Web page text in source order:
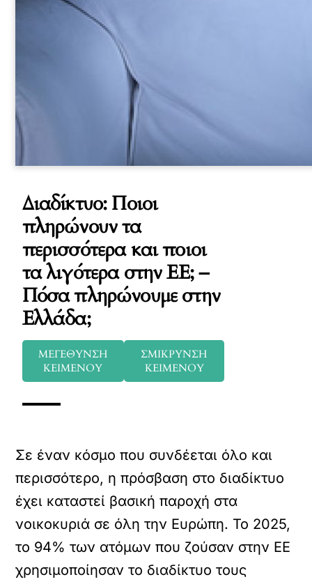
Διαδίκτυο: Ποιοι
πληρώνουν τα
περισσότερα και ποιοι
τα λιγότερα στην ΕΕ; –
Πόσα πληρώνουμε στην
Ελλάδα;
ΜΕΓΕΘΥΝΣΗ
ΚΕΙΜΕΝΟΥ
ΣΜΙΚΡΥΝΣΗ
ΚΕΙΜΕΝΟΥ
Σε έναν κόσμο που συνδέεται όλο και
περισσότερο, η πρόσβαση στο διαδίκτυο
έχει καταστεί βασική παροχή στα
νοικοκυριά σε όλη την Ευρώπη. Το 2025,
το 94% των ατόμων που ζούσαν στην ΕΕ
χρησιμοποίησαν το διαδίκτυο τους